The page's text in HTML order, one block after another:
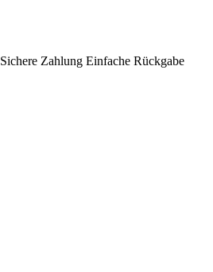
Sichere Zahlung Einfache Rückgabe